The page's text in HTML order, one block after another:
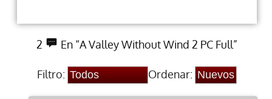
2 En “A Valley Without Wind 2 PC Full”
Filtro: Ordenar: